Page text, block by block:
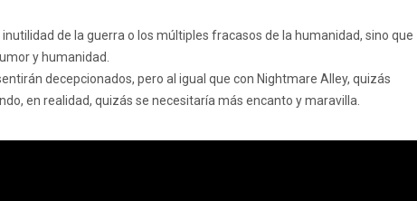
de la guerra o los múltiples fracasos de la humanidad, sino que
y humanidad.
decepcionados, pero al igual que con Nightmare Alley, quizás
en realidad, quizás se necesitaría más encanto y maravilla.